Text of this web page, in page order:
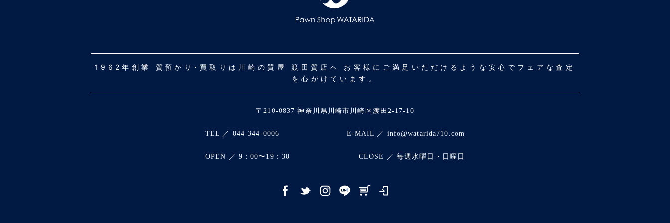
1962年創業 質預かり･買取りは川崎の質屋 渡田質店へ お客様にご満足いただけるような安心でフェアな査定
を心がけています。
〒210-0837 神奈川県川崎市川崎区渡田2-17-10
TEL ／ 044-344-0006 E-MAIL ／ info@watarida710.com
OPEN ／ 9：00〜19：30 CLOSE ／ 毎週水曜日・日曜日